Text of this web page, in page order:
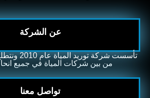
عن الشركة
تأسست شركة
من بين شركات المياة في جميع
تواصل معنا